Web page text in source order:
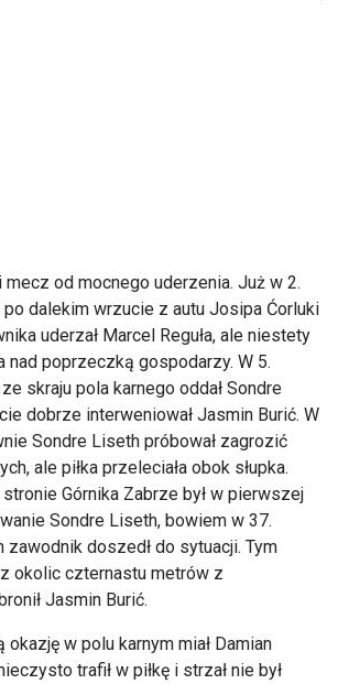
od mocnego uderzenia. Już w 2.
dalekim wrzucie z autu Josipa Ćorluki
uderzał Marcel Reguła, ale niestety
nad poprzeczką gospodarzy. W 5.
skraju pola karnego oddał Sondre
dobrze interweniował Jasmin Burić. W
Sondre Liseth próbował zagrozić
ale piłka przeleciała obok słupka.
Górnika Zabrze był w pierwszej
Sondre Liseth, bowiem w 37.
zawodnik doszedł do sytuacji. Tym
okolic czternastu metrów z
Jasmin Burić.
w polu karnym miał Damian
trafił w piłkę i strzał nie był